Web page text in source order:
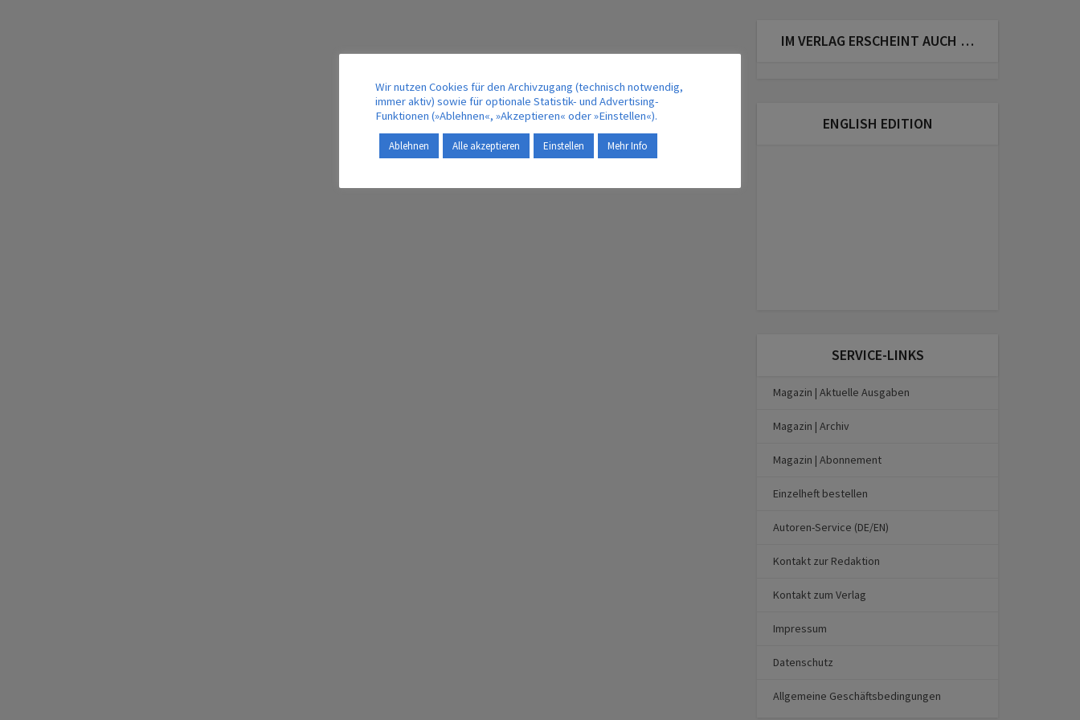
IM VERLAG ERSCHEINT AUCH …
ENGLISH EDITION
SERVICE-LINKS
Magazin | Aktuelle Ausgaben
Magazin | Archiv
Magazin | Abonnement
Einzelheft bestellen
Autoren-Service (DE/EN)
Kontakt zur Redaktion
Kontakt zum Verlag
Impressum
Datenschutz
Allgemeine Geschäftsbedingungen
Wir nutzen Cookies für den Archivzugang (technisch notwendig,
immer aktiv) sowie für optionale Statistik- und Advertising-
Funktionen (»Ablehnen«, »Akzeptieren« oder »Einstellen«).
Ablehnen Alle akzeptieren Einstellen Mehr Info